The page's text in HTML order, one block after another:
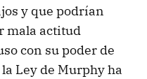
y que podrían
mala actitud
con su poder de
Ley de Murphy ha